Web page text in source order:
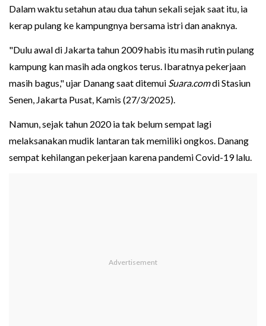
Dalam waktu setahun atau dua tahun sekali sejak saat itu, ia
kerap pulang ke kampungnya bersama istri dan anaknya.
"Dulu awal di Jakarta tahun 2009 habis itu masih rutin pulang
kampung kan masih ada ongkos terus. Ibaratnya pekerjaan
masih bagus," ujar Danang saat ditemui Suara.comdi Stasiun
Senen, Jakarta Pusat, Kamis (27/3/2025).
Namun, sejak tahun 2020 ia tak belum sempat lagi
melaksanakan mudik lantaran tak memiliki ongkos. Danang
sempat kehilangan pekerjaan karena pandemi Covid-19 lalu.